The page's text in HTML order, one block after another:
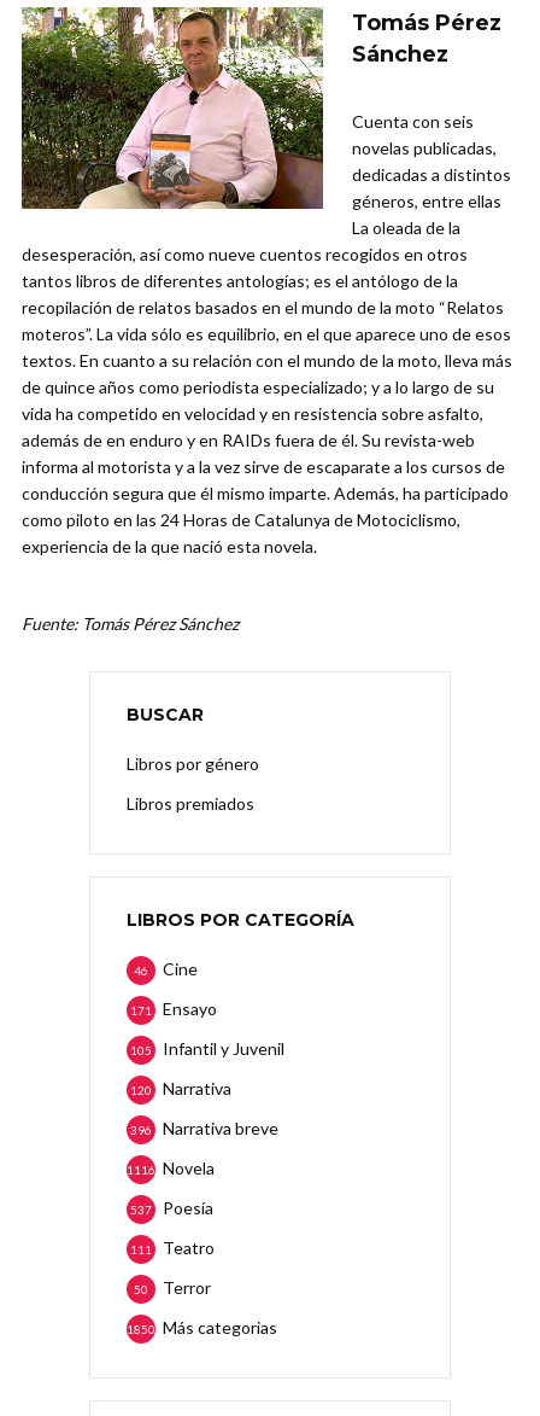
Tomás Pérez
Sánchez
Cuenta con seis
novelas publicadas,
dedicadas a distintos
géneros, entre ellas
La oleada de la
desesperación, así como nueve cuentos recogidos en otros
tantos libros de diferentes antologías; es el antólogo de la
recopilación de relatos basados en el mundo de la moto “Relatos
moteros”. La vida sólo es equilibrio, en el que aparece uno de esos
textos. En cuanto a su relación con el mundo de la moto, lleva más
de quince años como periodista especializado; y a lo largo de su
vida ha competido en velocidad y en resistencia sobre asfalto,
además de en enduro y en RAIDs fuera de él. Su revista-web
informa al motorista y a la vez sirve de escaparate a los cursos de
conducción segura que él mismo imparte. Además, ha participado
como piloto en las 24 Horas de Catalunya de Motociclismo,
experiencia de la que nació esta novela.
Fuente: Tomás Pérez Sánchez
BUSCAR
Libros por género
Libros premiados
LIBROS POR CATEGORÍA
Cine
46
Ensayo
171
Infantil y Juvenil
105
Narrativa
120
Narrativa breve
396
Novela
1116
Poesía
537
Teatro
111
Terror
50
Más categorias
1850